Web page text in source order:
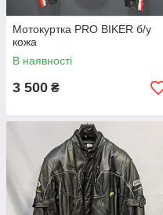
Мотокуртка PRO BIKER б/у
кожа
В наявності
3 500 ₴